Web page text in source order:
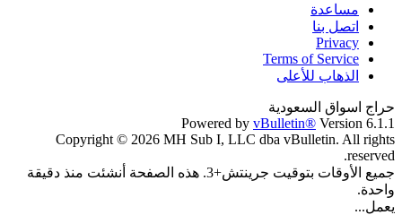
مساعدة
اتصل بنا
Privacy
Terms of Service
الذهاب للأعلى
حراج اسواق السعودية
Powered by vBulletin® Version 6.1.1
Copyright © 2026 MH Sub I, LLC dba vBulletin. All rights
reserved.
جميع الأوقات بتوقيت جرينتش+3. هذه الصفحة أنشئت منذ دقيقة
واحدة.
يعمل...